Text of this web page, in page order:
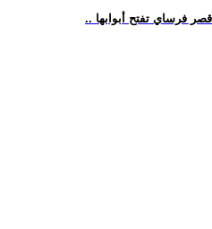
قصر فرساي تفتح أبوابها